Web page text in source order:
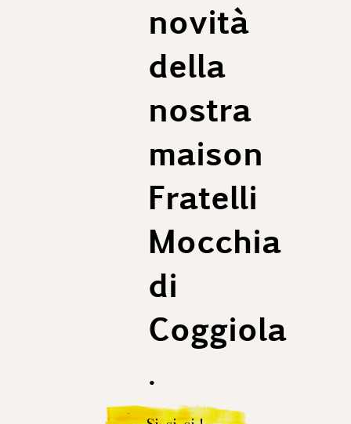
novità
della
nostra
maison
Fratelli
Mocchia
di
Coggiola
.